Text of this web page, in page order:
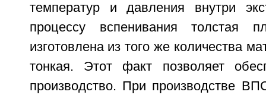
температур и давления внутри
процессу вспенивания толстая
изготовлена из того же количества
тонкая. Этот факт позволяет
производство. При производстве